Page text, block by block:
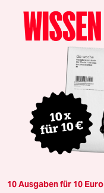
10 Ausgaben für 10 Euro